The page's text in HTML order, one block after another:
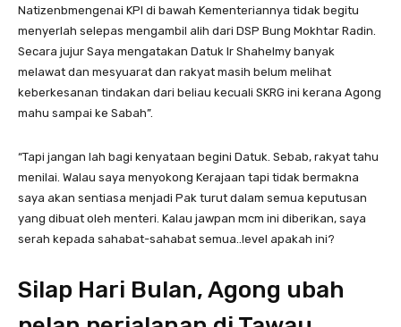
Natizenbmengenai KPI di bawah Kementeriannya tidak begitu
menyerlah selepas mengambil alih dari DSP Bung Mokhtar Radin.
Secara jujur Saya mengatakan Datuk Ir Shahelmy banyak
melawat dan mesyuarat dan rakyat masih belum melihat
keberkesanan tindakan dari beliau kecuali SKRG ini kerana Agong
mahu sampai ke Sabah”.
“Tapi jangan lah bagi kenyataan begini Datuk. Sebab, rakyat tahu
menilai. Walau saya menyokong Kerajaan tapi tidak bermakna
saya akan sentiasa menjadi Pak turut dalam semua keputusan
yang dibuat oleh menteri. Kalau jawpan mcm ini diberikan, saya
serah kepada sahabat-sahabat semua..level apakah ini?
Silap Hari Bulan, Agong ubah